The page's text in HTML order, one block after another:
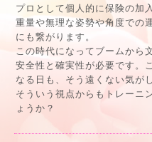
プロとして個人的に保険の
重量や無理な姿勢や角度での
にも繋がります。
この時代になってブームから
安全性と確実性が必要です。
なる日も、そう遠くない気が
そういう視点からもトレーニ
ょうか？